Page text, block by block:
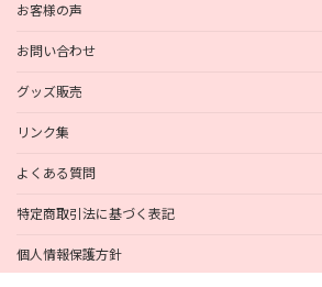
お客様の声
お問い合わせ
グッズ販売
リンク集
よくある質問
特定商取引法に基づく表記
個人情報保護方針